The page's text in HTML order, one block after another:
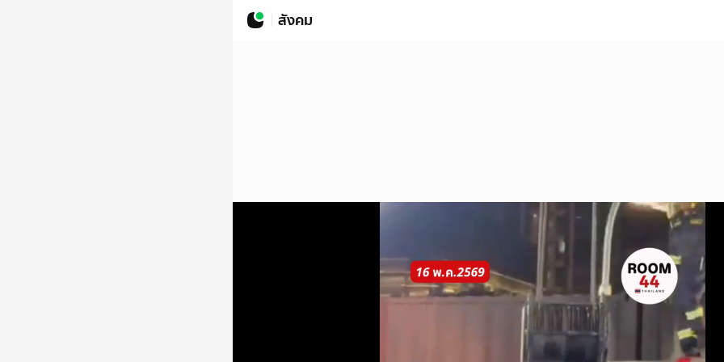
สังคม